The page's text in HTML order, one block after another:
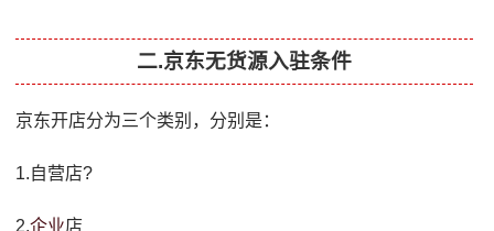
二.京东无货源入驻条件
京东开店分为三个类别，分别是：
1.自营店?
2.企业店